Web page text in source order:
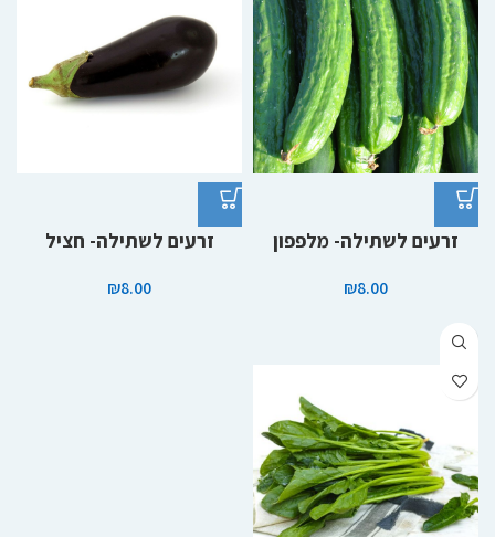
זרעים לשתילה- מלפפון
₪8.00
זרעים לשתילה- חציל
₪8.00